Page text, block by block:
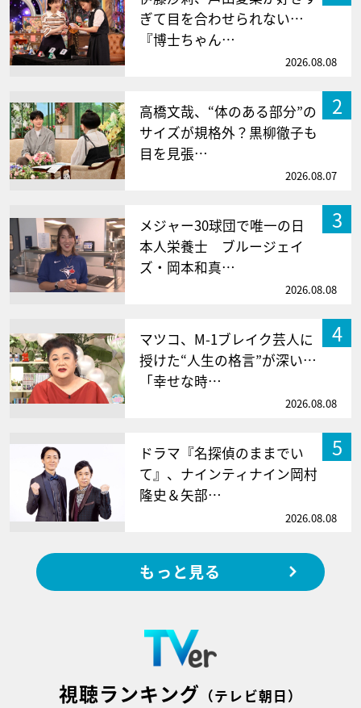
ぎて目を合わせられない…
『博士ちゃん…
2026.08.08
2
高橋文哉、“体のある部分”の
サイズが規格外？黒柳徹子も
目を見張…
2026.08.07
3
メジャー30球団で唯一の日
本人栄養士 ブルージェイ
ズ・岡本和真…
2026.08.08
4
マツコ、M-1ブレイク芸人に
授けた“人生の格言”が深い…
「幸せな時…
2026.08.08
5
ドラマ『名探偵のままでい
て』、ナインティナイン岡村
隆史＆矢部…
2026.08.08
もっと見る
視聴ランキング （テレビ朝日）